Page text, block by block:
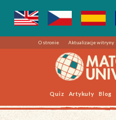
O stronie Aktualizacje witryny
Quiz Artykuły Blog